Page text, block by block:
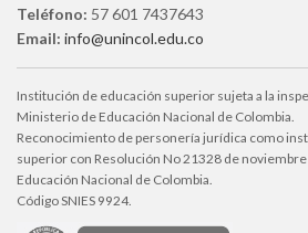
Teléfono: 57 601 7437643
Email: info@unincol.edu.co
Institución de educación superior sujeta a la
Ministerio de Educación Nacional de Colombia.
Reconocimiento de personería jurídica como
superior con Resolución No 21328 de
Educación Nacional de Colombia.
Código SNIES 9924.